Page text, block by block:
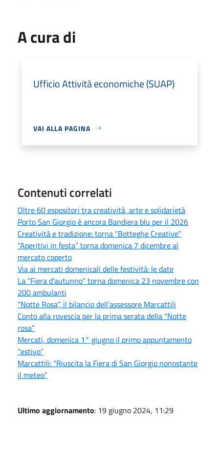
A cura di
Ufficio Attività economiche (SUAP)
VAI ALLA PAGINA
Contenuti correlati
Oltre 60 espositori tra creatività, arte e solidarietà
Porto San Giorgio è ancora Bandiera blu per il 2026
Creatività e tradizione: torna “Botteghe Creative”
“Aperitivi in festa” torna domenica 7 dicembre al
mercato coperto
Via ai mercati domenicali delle festività: le date
La “Fiera d’autunno” torna domenica 23 novembre con
200 ambulanti
“Notte Rosa”, il bilancio dell’assessore Marcattili
Conto alla rovescia per la prima serata della “Notte
rosa”
Mercati, domenica 1° giugno il primo appuntamento
“estivo”
Marcattili: “Riuscita la Fiera di San Giorgio nonostante
il meteo”
Ultimo aggiornamento: 19 giugno 2024, 11:29